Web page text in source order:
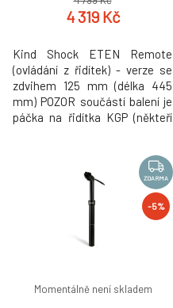
4 319 Kč
Kind Shock ETEN Remote
(ovládání z řidítek) - verze se
zdvihem 125 mm (délka 445
mm) POZOR součástí balení je
páčka na řidítka KGP (někteří
výborným poměrem
výkon/váha. Teleskopická
sedlovka vhodná pro
okamžitou změnu výšky sedla
bez nutnosti sestoupit z kola a
to i za jízdy. Sna
ZDARMA
-5%
Momentálně není skladem